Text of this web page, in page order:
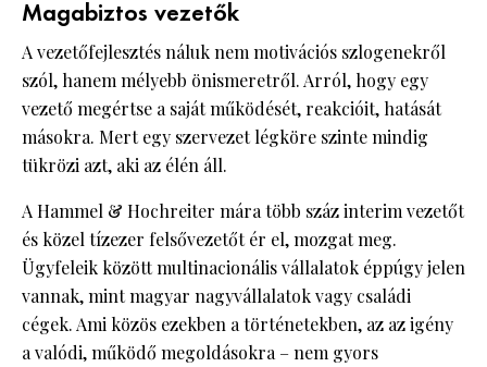
Magabiztos vezetők
A vezetőfejlesztés náluk nem motivációs szlogenekről
szól, hanem mélyebb önismeretről. Arról, hogy egy
vezető megértse a saját működését, reakcióit, hatását
másokra. Mert egy szervezet légköre szinte mindig
tükrözi azt, aki az élén áll.
A Hammel & Hochreiter mára több száz interim vezetőt
és közel tízezer felsővezetőt ér el, mozgat meg.
Ügyfeleik között multinacionális vállalatok éppúgy jelen
vannak, mint magyar nagyvállalatok vagy családi
cégek. Ami közös ezekben a történetekben, az az igény
a valódi, működő megoldásokra – nem gyors